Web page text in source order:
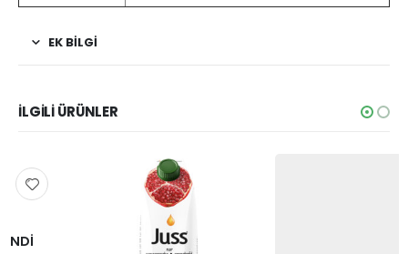
EK BİLGİ
İLGİLİ ÜRÜNLER